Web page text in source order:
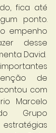
fica até
ponto.
empenho
desse
David.
de
com
Marcelo
Grupo